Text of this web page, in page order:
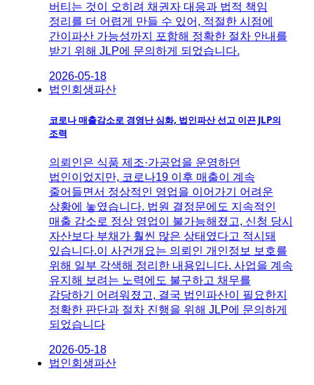
버티는 것이 오히려 채권자 대응과 법적 책임
정리를 더 어렵게 만들 수 있어, 적절한 시점에
간이파산 가능성까지 포함해 정확한 절차 안내를
받기 위해 JLP에 문의하게 되었습니다.
2026-05-18
법인회생파산
코로나 매출감소로 경영난 심화, 법인파산 선고 이끈 JLP의
조력
의뢰인은 식품 제조·가공업을 운영하던
법인이었지만, 코로나19 이후 매출이 계속
줄어들면서 정상적인 영업을 이어가기 어려운
상황에 놓였습니다. 법원 결정문에도 지속적인
매출 감소로 정상 영업이 불가능해졌고, 신청 당시
자산보다 부채가 훨씬 많은 상태였다고 적시돼
있습니다.이 사건개요는 의뢰인 개인정보 보호를
위해 일부 각색해 정리한 내용입니다. 사업을 계속
유지해 보려는 노력에도 불구하고 채무를
감당하기 어려워졌고, 결국 법인파산이 필요한지
정확한 판단과 절차 진행을 위해 JLP에 문의하게
되었습니다
2026-05-18
법인회생파산